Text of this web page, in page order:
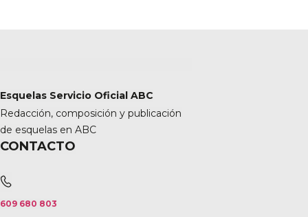
Esquelas Servicio Oficial ABC
Redacción, composición y publicación
de esquelas en ABC
CONTACTO
609 680 803